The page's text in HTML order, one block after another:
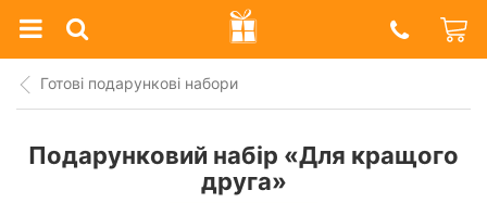
Prazdnik
Shop
Готові подарункові набори
Подарунковий набір «Для кращого
друга»